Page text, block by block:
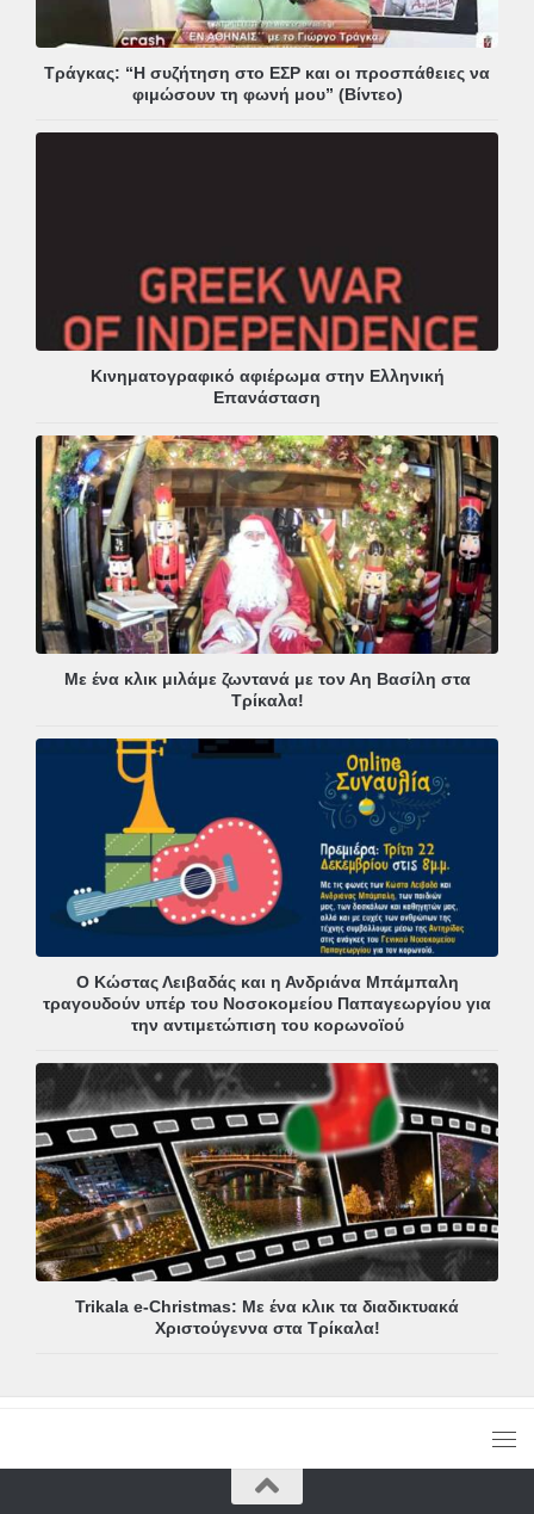
Τράγκας: “Η συζήτηση στο ΕΣΡ και οι προσπάθειες να
φιμώσουν τη φωνή μου” (Βίντεο)
Κινηματογραφικό αφιέρωμα στην Ελληνική
Επανάσταση
Με ένα κλικ μιλάμε ζωντανά με τον Αη Βασίλη στα
Τρίκαλα!
Ο Κώστας Λειβαδάς και η Ανδριάνα Μπάμπαλη
τραγουδούν υπέρ του Νοσοκομείου Παπαγεωργίου για
την αντιμετώπιση του κορωνοϊού
Trikala e-Christmas: Με ένα κλικ τα διαδικτυακά
Χριστούγεννα στα Τρίκαλα!